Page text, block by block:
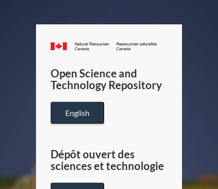
Canada.ca
/
Canada
Open Science and
Technology Repository
English
Dépôt ouvert des
sciences et technologie